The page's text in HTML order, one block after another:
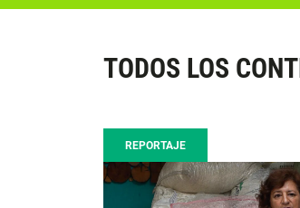
TODOS LOS
REPORTAJE